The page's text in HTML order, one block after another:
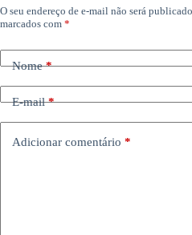
O seu endereço de e-mail não será
marcados com *
Nome*
E-mail*
Adicionar comentário *